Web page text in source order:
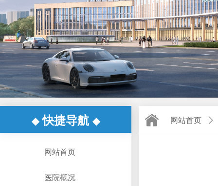
网站首页 ꄲ
◆快捷导航 ◆
网站首页
医院概况